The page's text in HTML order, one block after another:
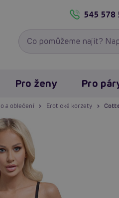
545 578
Pro ženy Pro
a oblečení Erotické korzety